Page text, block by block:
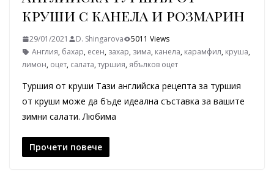
круши с канела и розмарин
29/01/2021 D. Shingarova
5011 Views
Англия, бахар, есен, захар, зима, канела, карамфил, круша,
лимон, оцет, салата,туршия, ябълков оцет
Туршия от круши Тази английска рецепта за туршия
от круши може да бъде идеална съставка за вашите
зимни салати. Любима
Прочети повече